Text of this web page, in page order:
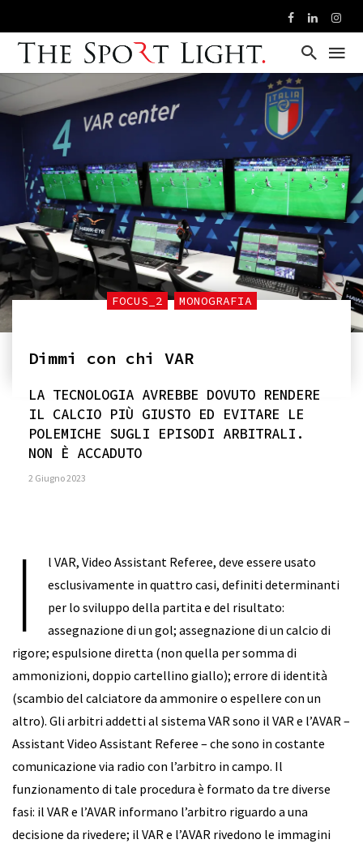
FOCUS_2 MONOGRAFIA
Dimmi con chi VAR
LA TECNOLOGIA AVREBBE DOVUTO RENDERE
IL CALCIO PIÙ GIUSTO ED EVITARE LE
POLEMICHE SUGLI EPISODI ARBITRALI.
NON È ACCADUTO
2 Giugno 2023
I
l VAR, Video Assistant Referee, deve essere usato
esclusivamente in quattro casi, definiti determinanti
per lo sviluppo della partita e del risultato:
assegnazione di un gol; assegnazione di un calcio di
rigore; espulsione diretta (non quella per somma di
ammonizioni, doppio cartellino giallo); errore di identità
(scambio del calciatore da ammonire o espellere con un
altro). Gli arbitri addetti al sistema VAR sono il VAR e l’AVAR –
Assistant Video Assistant Referee ­– che sono in costante
comunicazione via radio con l’arbitro in campo. Il
funzionamento di tale procedura è formato da tre diverse
fasi: il VAR e l’AVAR informano l’arbitro riguardo a una
decisione da rivedere; il VAR e l’AVAR rivedono le immagini